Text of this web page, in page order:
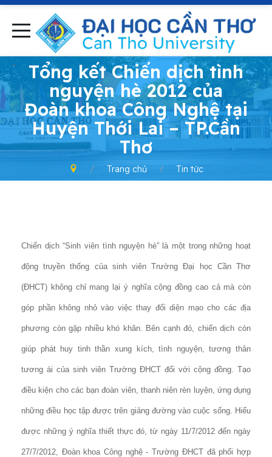
-
Tổng kết Chiến dịch tình
nguyện hè 2012 của
Đoàn khoa Công Nghệ tại
Huyện Thới Lai – TP.Cần
Thơ
Trang chủ Tin tức
Chiến dịch “Sinh viên tình nguyện hè” là một trong những hoạt
động truyền thống của sinh viên Trường Đại học Cần Thơ
(ĐHCT) không chỉ mang lại ý nghĩa cộng đồng cao cả mà còn
góp phần không nhỏ vào việc thay đổi diện mạo cho các địa
phương còn gặp nhiều khó khăn. Bên cạnh đó, chiến dịch còn
giúp phát huy tinh thần xung kích, tình nguyện, tương thân
tương ái của sinh viên Trường ĐHCT đối với cộng đồng. Tạo
điều kiện cho các bạn đoàn viên, thanh niên rèn luyện, ứng dụng
những điều học tập được trên giảng đường vào cuộc sống. Hiểu
được những ý nghĩa thiết thực đó, từ ngày 11/7/2012 đến ngày
27/7/2012, Đoàn khoa Công nghệ - Trường ĐHCT đã phối hợp